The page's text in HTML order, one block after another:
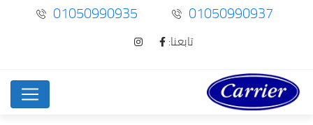
01050990937
01050990935
تابعنا: